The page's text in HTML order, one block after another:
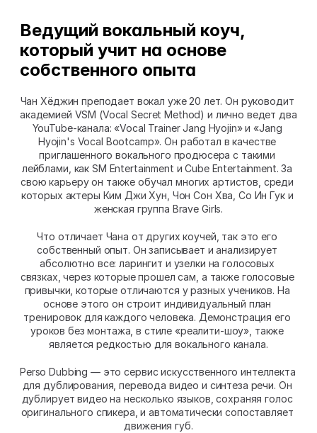
Ведущий вокальный коуч,
который учит на основе
собственного опыта
Чан Хёджин преподает вокал уже 20 лет. Он руководит
академией VSM (Vocal Secret Method) и лично ведет два
YouTube-канала: «Vocal Trainer Jang Hyojin» и «Jang
Hyojin's Vocal Bootcamp». Он работал в качестве
приглашенного вокального продюсера с такими
лейблами, как SM Entertainment и Cube Entertainment. За
свою карьеру он также обучал многих артистов, среди
которых актеры Ким Джи Хун, Чон Сон Хва, Со Ин Гук и
женская группа Brave Girls.
Что отличает Чана от других коучей, так это его
собственный опыт. Он записывает и анализирует
абсолютно все: ларингит и узелки на голосовых
связках, через которые прошел сам, а также голосовые
привычки, которые отличаются у разных учеников. На
основе этого он строит индивидуальный план
тренировок для каждого человека. Демонстрация его
уроков без монтажа, в стиле «реалити-шоу», также
является редкостью для вокального канала.
Perso Dubbing — это сервис искусственного интеллекта
для дублирования, перевода видео и синтеза речи. Он
дублирует видео на несколько языков, сохраняя голос
оригинального спикера, и автоматически сопоставляет
движения губ.